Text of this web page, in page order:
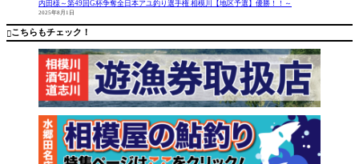
内田様～第49回G杯争奪全日本アユ釣り選手権 相模川【地区予選】優勝！！～
2025年8月1日
こちらもチェック！
力』でし
か利用で
きません
舟、玉
網、タ
ビ、ウェ